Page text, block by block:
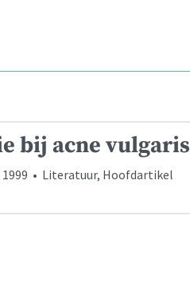
bij acne vulgaris
1999 • Literatuur, Hoofdartikel